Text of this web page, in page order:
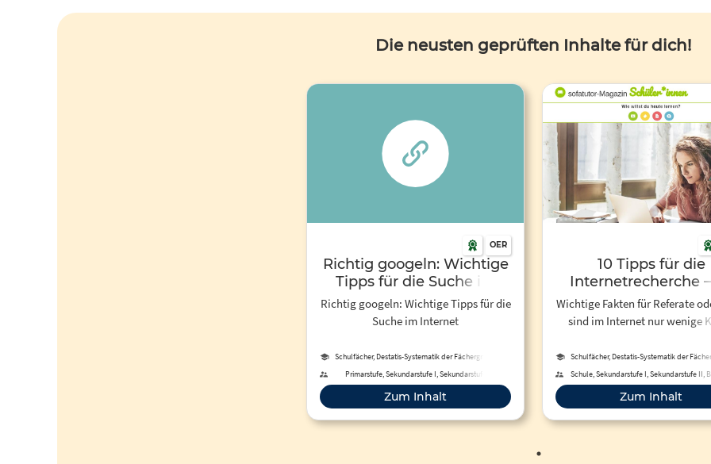
Die neusten geprüften Inhalte für dich!
OER
Richtig googeln: Wichtige
Tipps für die Suche im
Internet - dhz.net
Richtig googeln: Wichtige Tipps für die
Suche im Internet
Schulfächer, Destatis-Systematik der Fächergruppen,
Primarstufe, Sekundarstufe I, Sekundarstufe II,
Berufliche Bildung, Fortbildung, Erwachsenenbildung,
Schule
Zum Inhalt
10 Tipps für die
Internetrecherche –
wird deine nächste
grandios!
Wichtige Fakten für Referate
sind im Internet nur wenige
deiner nächsten
Schulfächer, Destatis-Systematik der
Schule, Sekundarstufe I, Sekundarstufe II,
Bildung, Hochschule,
Fortbildung, Fernunterricht
Zum Inhalt